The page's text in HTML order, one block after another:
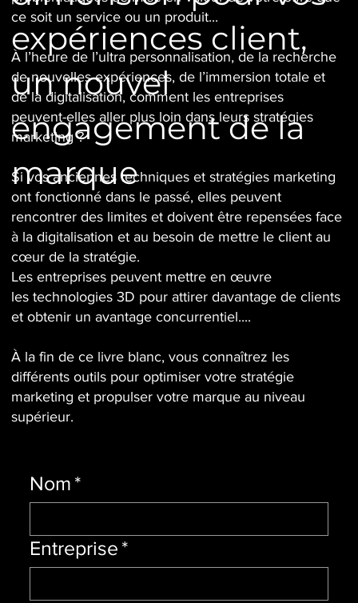
Nom *
Entreprise *
expériences client,
un nouvel
engagement de la
marque
ce soit un service ou un produit...
À l’heure de l’ultra personnalisation, de la recherche
de nouvelles expériences, de l’immersion totale et
de la digitalisation, comment les entreprises
peuvent-elles aller plus loin dans leurs stratégies
marketing ?
Si vos anciennes techniques et stratégies marketing
ont fonctionné dans le passé, elles peuvent
rencontrer des limites et doivent être repensées face
à la digitalisation et au besoin de mettre le client au
cœur de la stratégie.
Les entreprises peuvent mettre en œuvre
les technologies 3D pour attirer davantage de clients
et obtenir un avantage concurrentiel....
À la fin de ce livre blanc, vous connaîtrez les
différents outils pour optimiser votre stratégie
marketing et propulser votre marque au niveau
supérieur.